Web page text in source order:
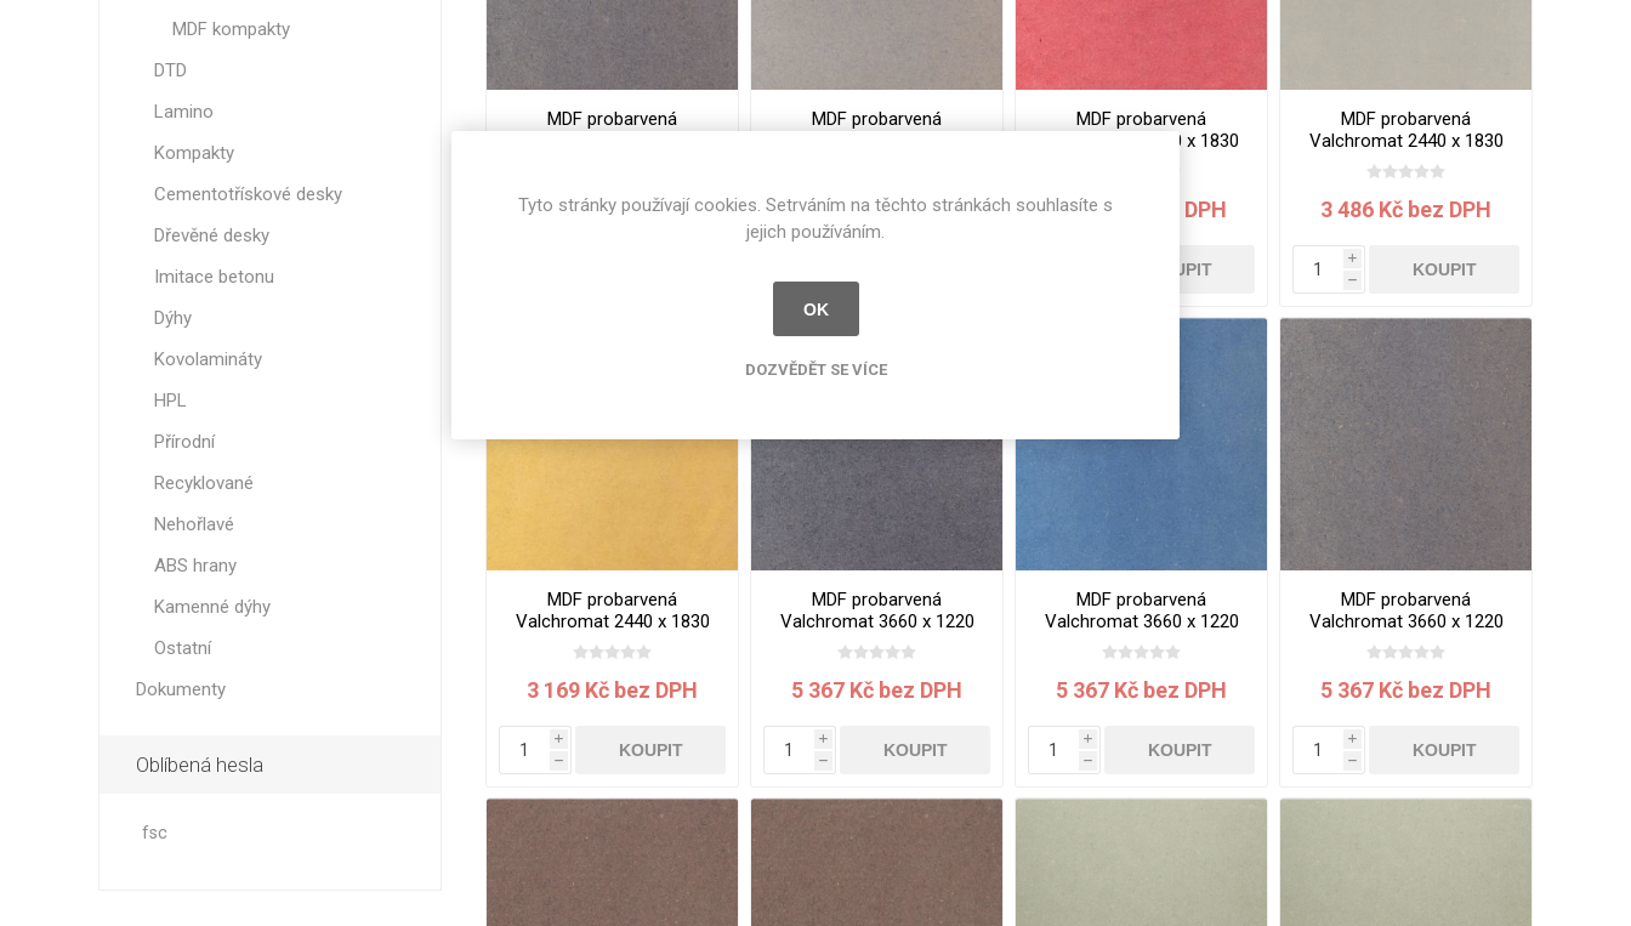
MDF probarvená
3 169 Kč bez DPH
MDF probarvená
3 169 Kč bez DPH
MDF probarvená
Valchromat 2440 x 1830
3 169 Kč bez DPH
KOUPIT
MDF probarvená
Valchromat 2440 x 1830
x 8 mm White Grey
3 486 Kč bez DPH
i
h
KOUPIT
MDF probarvená
Valchromat 2440 x 1830
x 8 mm Yellow
3 169 Kč bez DPH
i
h
KOUPIT
MDF probarvená
Valchromat 3660 x 1220
x 19 mm Black
5 367 Kč bez DPH
i
h
KOUPIT
MDF probarvená
Valchromat 3660 x 1220
x 19 mm Blue
5 367 Kč bez DPH
i
h
KOUPIT
MDF probarvená
Valchromat 3660 x 1220
x 19 mm Grey
5 367 Kč bez DPH
i
h
KOUPIT
MDF kompakty
DTD
Lamino
Kompakty
Cementotřískové desky
Dřevěné desky
Imitace betonu
Dýhy
Kovolamináty
HPL
Přírodní
Recyklované
Nehořlavé
ABS hrany
Kamenné dýhy
Ostatní
Dokumenty
Oblíbená hesla
fsc
Tyto stránky používají cookies. Setrváním na těchto stránkách souhlasíte s
jejich používáním.
OK
DOZVĚDĚT SE VÍCE